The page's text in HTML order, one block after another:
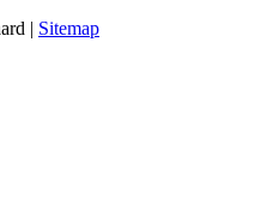
| Sitemap